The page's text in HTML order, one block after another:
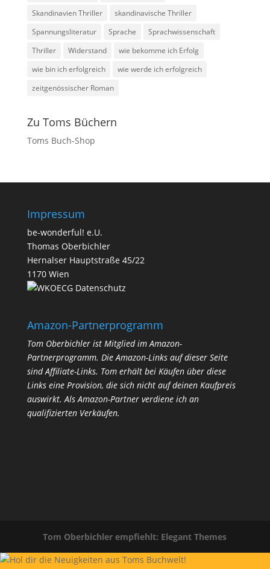
Skandinavien Thriller
skandinavische Thriller
Spannungsliteratur
Sprache
Sprachwissenschaft
Thriller
Widerstand
wie bekomme ich Erfolg
wie bin ich erfolgreich
wie werde ich erfolgreich
zeitgenössischer Roman
Zu Toms Büchern
Toms Buch-Shop
Impressum
be-wonderful! e.U.
Thomas Oberbichler
Hernalser Hauptstraße 45/22
1170 Wien
Datenschutz
Amazon-Partnerprogramm
Tom Oberbichler ist Mitglied im Amazon-
Partnerprogramm. Die Amazon-Links auf dieser Seite
sind Affiliate-Links. Tom erhält bei Käufen über diese
Links eine Provision, die sich nicht auf deinen Kaufpreis
auswirkt.Als Amazon-Partner verdiene ich an
qualifizierten Verkäufen.
Tom Oberbichler empfiehlt: Elegant Themes